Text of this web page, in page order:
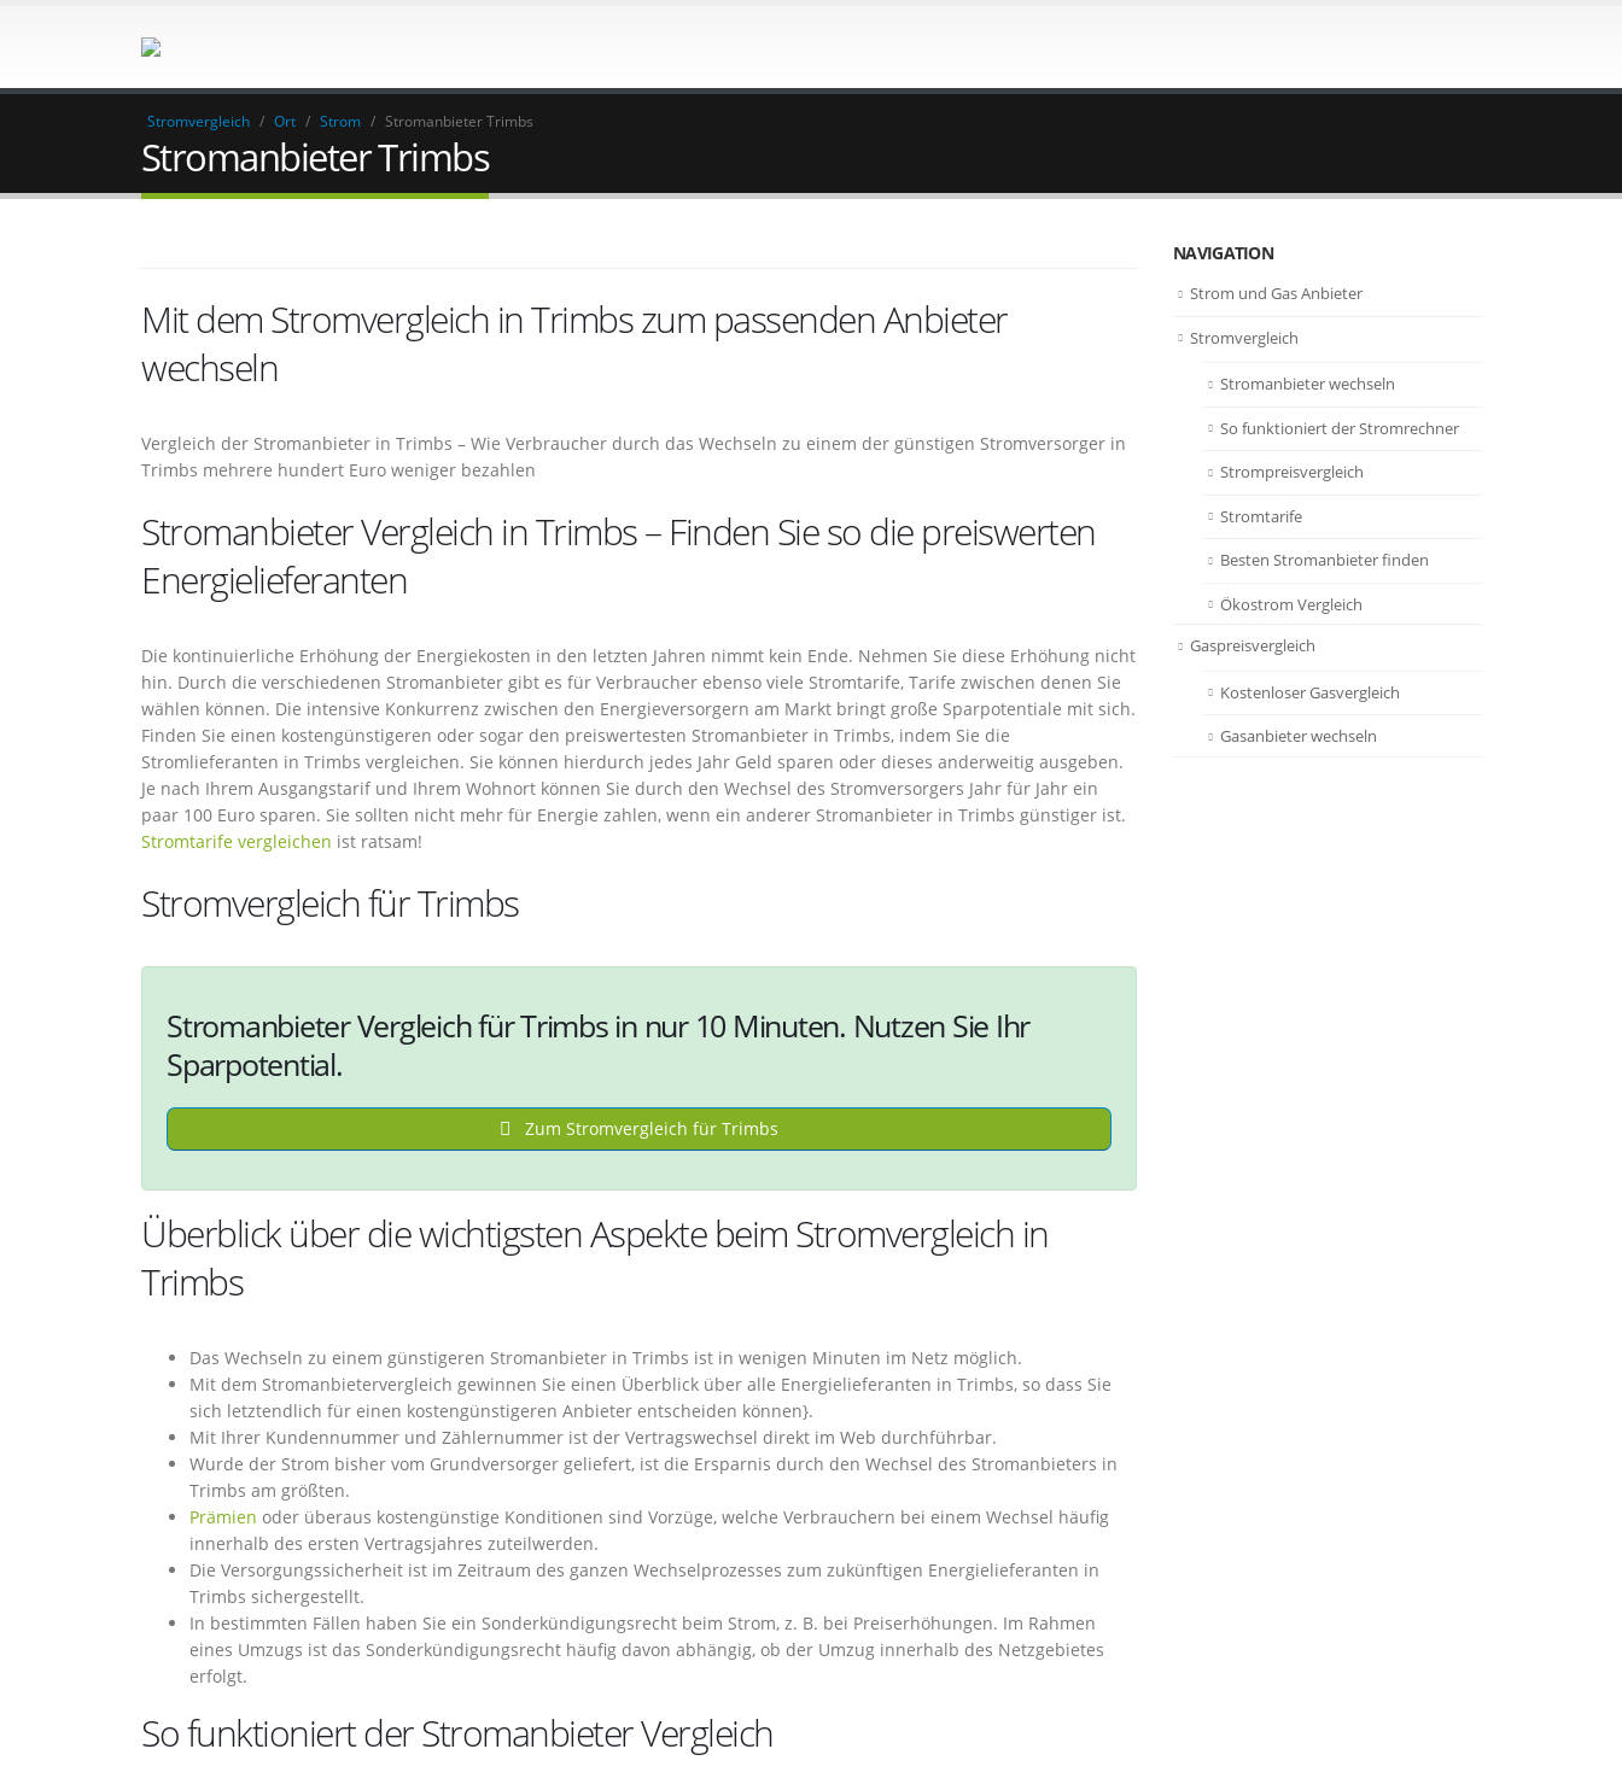
Stromvergleich / Ort / Strom / Stromanbieter Trimbs
Stromanbieter Trimbs
Mit dem Stromvergleich in Trimbs zum passenden Anbieter
wechseln
Vergleich der Stromanbieter in Trimbs – Wie Verbraucher durch das Wechseln zu einem der günstigen Stromversorger in
Trimbs mehrere hundert Euro weniger bezahlen
Stromanbieter Vergleich in Trimbs – Finden Sie so die preiswerten
Energielieferanten
Die kontinuierliche Erhöhung der Energiekosten in den letzten Jahren nimmt kein Ende. Nehmen Sie diese Erhöhung nicht
hin. Durch die verschiedenen Stromanbieter gibt es für Verbraucher ebenso viele Stromtarife, Tarife zwischen denen Sie
wählen können. Die intensive Konkurrenz zwischen den Energieversorgern am Markt bringt große Sparpotentiale mit sich.
Finden Sie einen kostengünstigeren oder sogar den preiswertesten Stromanbieter in Trimbs, indem Sie die
Stromlieferanten in Trimbs vergleichen. Sie können hierdurch jedes Jahr Geld sparen oder dieses anderweitig ausgeben.
Je nach Ihrem Ausgangstarif und Ihrem Wohnort können Sie durch den Wechsel des Stromversorgers Jahr für Jahr ein
paar 100 Euro sparen. Sie sollten nicht mehr für Energie zahlen, wenn ein anderer Stromanbieter in Trimbs günstiger ist.
Stromtarife vergleichen ist ratsam!
Stromvergleich für Trimbs
Stromanbieter Vergleich für Trimbs in nur 10 Minuten. Nutzen Sie Ihr
Sparpotential.
Zum Stromvergleich für Trimbs
Überblick über die wichtigsten Aspekte beim Stromvergleich in
Trimbs
Das Wechseln zu einem günstigeren Stromanbieter in Trimbs ist in wenigen Minuten im Netz möglich.
Mit dem Stromanbietervergleich gewinnen Sie einen Überblick über alle Energielieferanten in Trimbs, so dass Sie
sich letztendlich für einen kostengünstigeren Anbieter entscheiden können}.
Mit Ihrer Kundennummer und Zählernummer ist der Vertragswechsel direkt im Web durchführbar.
Wurde der Strom bisher vom Grundversorger geliefert, ist die Ersparnis durch den Wechsel des Stromanbieters in
Trimbs am größten.
Prämien oder überaus kostengünstige Konditionen sind Vorzüge, welche Verbrauchern bei einem Wechsel häufig
innerhalb des ersten Vertragsjahres zuteilwerden.
Die Versorgungssicherheit ist im Zeitraum des ganzen Wechselprozesses zum zukünftigen Energielieferanten in
Trimbs sichergestellt.
In bestimmten Fällen haben Sie ein Sonderkündigungsrecht beim Strom, z. B. bei Preiserhöhungen. Im Rahmen
eines Umzugs ist das Sonderkündigungsrecht häufig davon abhängig, ob der Umzug innerhalb des Netzgebietes
erfolgt.
So funktioniert der Stromanbieter Vergleich
NAVIGATION
Strom und Gas Anbieter
Stromvergleich
Stromanbieter wechseln
So funktioniert der Stromrechner
Strompreisvergleich
Stromtarife
Besten Stromanbieter finden
Ökostrom Vergleich
Gaspreisvergleich
Kostenloser Gasvergleich
Gasanbieter wechseln